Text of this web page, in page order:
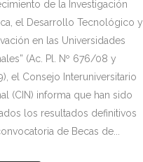
de la Investigación
el Desarrollo Tecnológico y
en las Universidades
(Ac. Pl. Nº 676/08 y
el Consejo Interuniversitario
(CIN) informa que han sido
los resultados definitivos
de Becas de...